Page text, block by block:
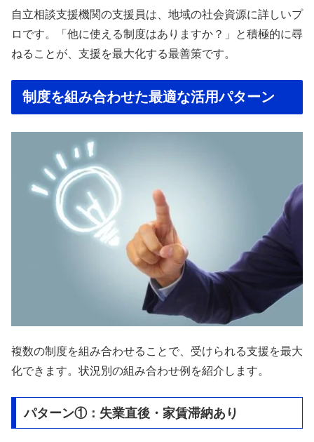
自立相談支援機関の支援員は、地域の社会資源に詳しいプ
ロです。「他に使える制度はありますか？」と積極的に尋
ねることが、支援を最大化する最善策です。
制度を組み合わせた最適な活用パターン
複数の制度を組み合わせることで、受けられる支援を最大
化できます。状況別の組み合わせ例を紹介します。
パターン①：失業直後・家賃滞納あり